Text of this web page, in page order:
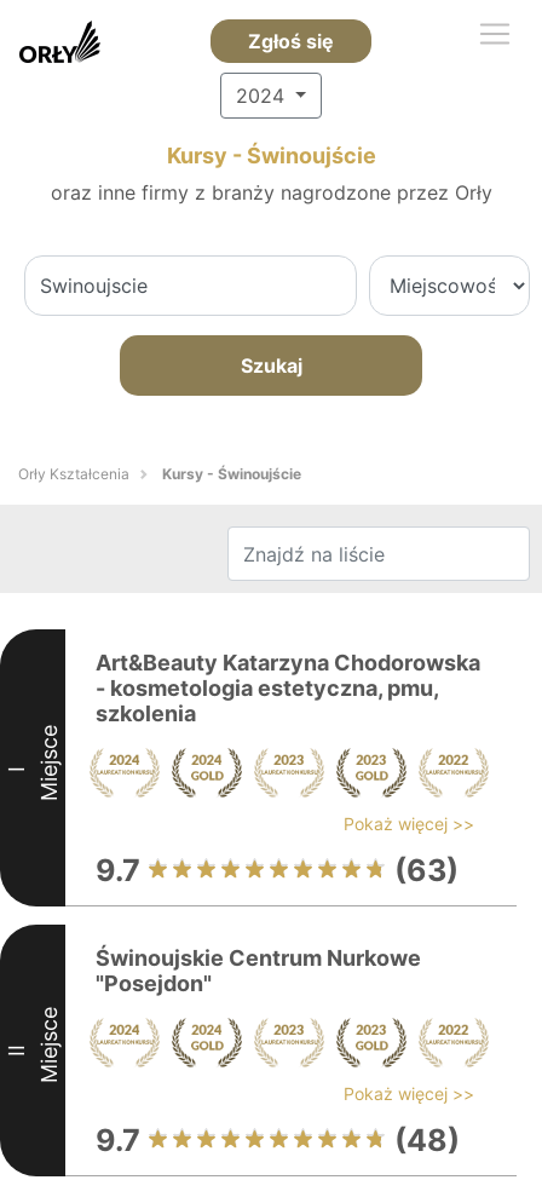
Zgłoś się
2024
Kursy - Świnoujście
oraz inne firmy z branży nagrodzone przez Orły
Szukaj
Orły Kształcenia Kursy - Świnoujście
I Miejsce
Art&Beauty Katarzyna Chodorowska
- kosmetologia estetyczna, pmu,
szkolenia
Pokaż więcej >>
9.7 (63)
II Miejsce
Świnoujskie Centrum Nurkowe
"Posejdon"
Pokaż więcej >>
9.7 (48)